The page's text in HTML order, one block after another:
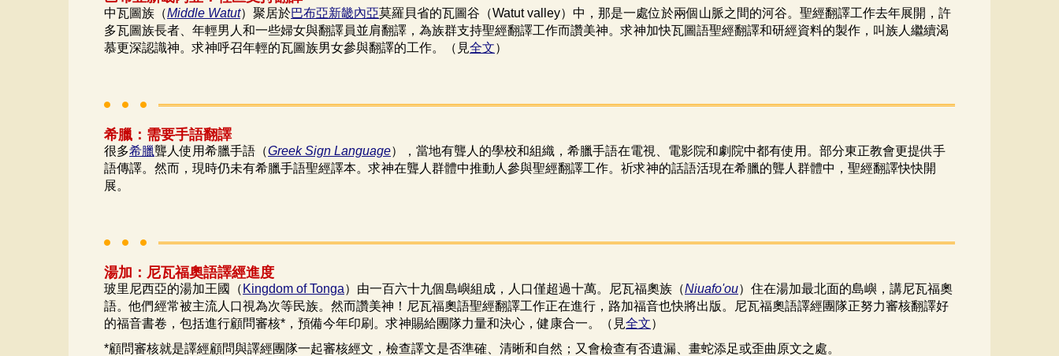
中瓦圖族（Middle Watut）聚居於巴布亞新畿內亞莫羅貝省的瓦圖谷（Watut valley）中，那是一處位於兩個山脈之間的河谷。聖經翻譯工作去年展開，許
多瓦圖族長者、年輕男人和一些婦女與翻譯員並肩翻譯，為族群支持聖經翻譯工作而讚美神。求神加快瓦圖語聖經翻譯和研經資料的製作，叫族人繼續渴
慕更深認識神。求神呼召年輕的瓦圖族男女參與翻譯的工作。（見全文）
希臘：需要手語翻譯
很多希臘聾人使用希臘手語（Greek Sign Language），當地有聾人的學校和組織，希臘手語在電視、電影院和劇院中都有使用。部分東正教會更提供手
語傳譯。然而，現時仍未有希臘手語聖經譯本。求神在聾人群體中推動人參與聖經翻譯工作。祈求神的話語活現在希臘的聾人群體中，聖經翻譯快快開
展。
湯加：尼瓦福奧語譯經進度
玻里尼西亞的湯加王國（ Kingdom of Tonga）由一百六十九個島嶼組成，人口僅超過十萬。尼瓦福奧族（Niuafo'ou）住在湯加最北面的島嶼，講尼瓦福奧
語。他們經常被主流人口視為次等民族。然而讚美神！尼瓦福奧語聖經翻譯工作正在進行，路加福音也快將出版。尼瓦福奧語譯經團隊正努力審核翻譯好
的福音書卷，包括進行顧問審核*，預備今年印刷。求神賜給團隊力量和決心，健康合一。（見全文）
*顧問審核就是譯經顧問與譯經團隊一起審核經文，檢查譯文是否準確、清晰和自然；又會檢查有否遺漏、畫蛇添足或歪曲原文之處。